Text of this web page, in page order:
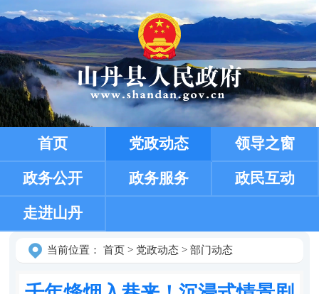
首页 党政动态 领导之窗
政务公开 政务服务 政民互动
走进山丹
当前位置： 首页> 党政动态> 部门动态